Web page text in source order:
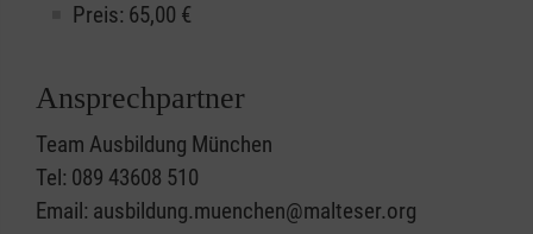
Preis: 65,00 €
Ansprechpartner
Team Ausbildung München
Tel: 089 43608 510
Email: ausbildung.muenchen@malteser.org